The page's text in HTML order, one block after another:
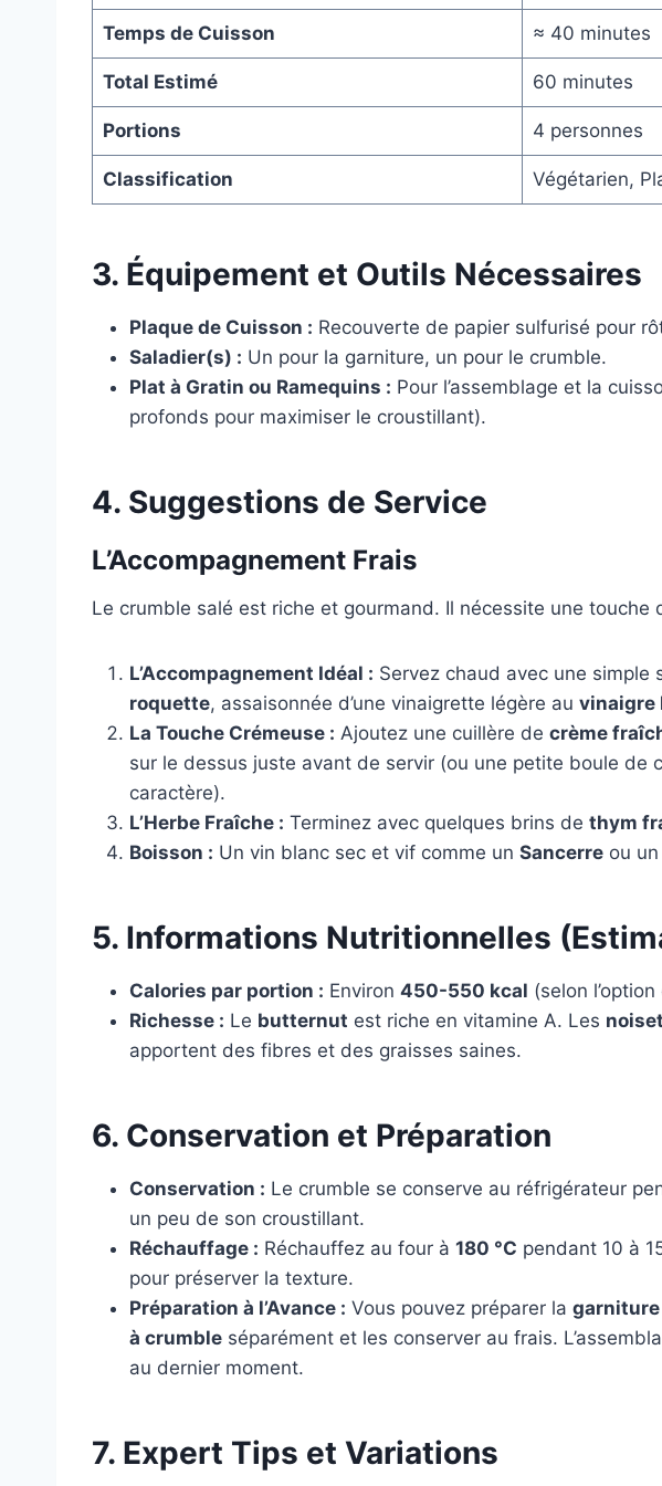
Temps de Cuisson ≈ 40 minutes
Total Estimé 60 minutes
Portions 4 personnes
Classification Végétarien,
3. Équipement et Outils Nécessaires
Plaque de Cuisson : Recouverte de papier sulfurisé pour
Saladier(s) : Un pour la garniture, un pour le crumble.
Plat à Gratin ou Ramequins : Pour l’assemblage et la
profonds pour maximiser le croustillant).
4. Suggestions de Service
L’Accompagnement Frais
Le crumble salé est riche et gourmand. Il nécessite une touche
L’Accompagnement Idéal : Servez chaud avec une simple
roquette, assaisonnée d’une vinaigrette légère au vinaigre
La Touche Crémeuse : Ajoutez une cuillère de crème
sur le dessus juste avant de servir (ou une petite boule de
caractère).
L’Herbe Fraîche : Terminez avec quelques brins de thym
Boisson : Un vin blanc sec et vif comme un Sancerre ou un
5. Informations Nutritionnelles
Calories par portion : Environ 450-550 kcal (selon
Richesse : Le butternut est riche en vitamine A. Les
apportent des fibres et des graisses saines.
6. Conservation et Préparation
Conservation : Le crumble se conserve au réfrigérateur
un peu de son croustillant.
Réchauffage : Réchauffez au four à 180 °C pendant 10 à
pour préserver la texture.
Préparation à l’Avance : Vous pouvez préparer la
à crumble séparément et les conserver au frais.
au dernier moment.
7. Expert Tips et Variations